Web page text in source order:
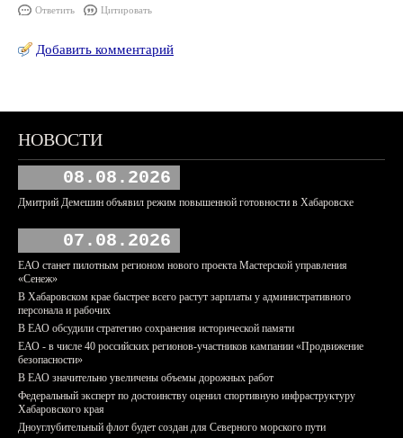
Ответить Цитировать
Добавить комментарий
НОВОСТИ
08.08.2026
Дмитрий Демешин объявил режим повышенной готовности в Хабаровске
07.08.2026
ЕАО станет пилотным регионом нового проекта Мастерской управления
«Сенеж»
В Хабаровском крае быстрее всего растут зарплаты у административного
персонала и рабочих
В ЕАО обсудили стратегию сохранения исторической памяти
ЕАО - в числе 40 российских регионов-участников кампании «Продвижение
безопасности»
В ЕАО значительно увеличены объемы дорожных работ
Федеральный эксперт по достоинству оценил спортивную инфраструктуру
Хабаровского края
Дноуглубительный флот будет создан для Северного морского пути